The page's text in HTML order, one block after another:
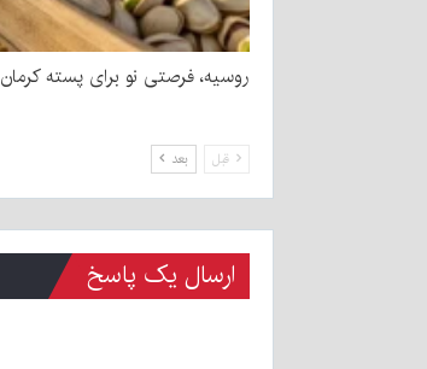
روسیه، فرصتی نو برای پسته کرمان
قبل بعد
ارسال یک پاسخ